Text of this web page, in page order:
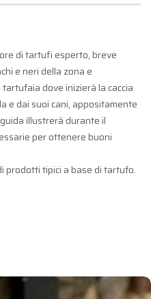
di tartufi esperto, breve
e neri della zona e
dove inizierà la caccia
e dai suoi cani, appositamente
illustrerà durante il
per ottenere buoni
prodotti tipici a base di tartufo.